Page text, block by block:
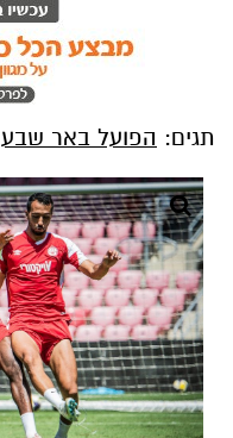
תגים: הפועל באר שבע